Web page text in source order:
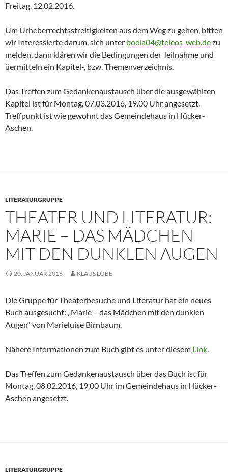
Freitag, 12.02.2016.
Um Urheberrechtsstreitigkeiten aus dem Weg zu gehen, bitten
wir Interessierte darum, sich unter boela04@teleos-web.dezu
melden, dann klären wir die Bedingungen der Teilnahme und
üermitteln ein Kapitel-, bzw. Themenverzeichnis.
Das Treffen zum Gedankenaustausch über die ausgewählten
Kapitel ist für Montag, 07.03.2016, 19.00 Uhr angesetzt.
Treffpunkt ist wie gewohnt das Gemeindehaus in Hücker-
Aschen.
LITERATURGRUPPE
THEATER UND LITERATUR:
MARIE – DAS MÄDCHEN
MIT DEN DUNKLEN AUGEN
20. JANUAR 2016 KLAUS LOBE
Die Gruppe für Theaterbesuche und Literatur hat ein neues
Buch ausgesucht: „Marie – das Mädchen mit den dunklen
Augen“ von Marieluise Birnbaum.
Nähere Informationen zum Buch gibt es unter diesem Link.
Das Treffen zum Gedankenaustausch über das Buch ist für
Montag, 08.02.2016, 19.00 Uhr im Gemeindehaus in Hücker-
Aschen angesetzt.
LITERATURGRUPPE